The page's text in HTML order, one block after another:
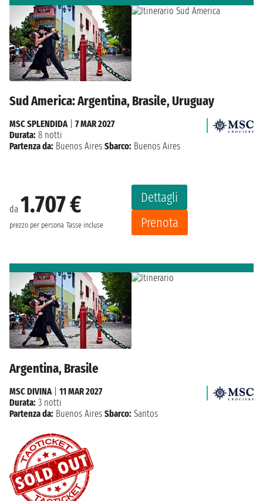
Sud America: Argentina, Brasile, Uruguay
da 1.707 €
prezzo per persona Tasse incluse
Dettagli
Prenota
MSC SPLENDIDA| 7 MAR 2027
Durata: 8 notti
Partenza da: Buenos Aires Sbarco: Buenos Aires
Argentina, Brasile
MSC DIVINA| 11 MAR 2027
Durata: 3 notti
Partenza da: Buenos Aires Sbarco: Santos